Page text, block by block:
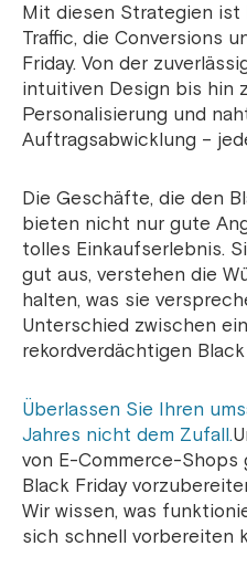
Mit diesen Strategien
Traffic, die Conversions
Friday. Von der
intuitiven Design bis hin
Personalisierung und
Auftragsabwicklung –
Die Geschäfte, die den
bieten nicht nur gute
tolles Einkaufserlebnis.
gut aus, verstehen die
halten, was sie
Unterschied zwischen
rekordverdächtigen Black
Überlassen Sie Ihren
Jahres nicht dem Zufall.
von E-Commerce-
Black Friday
Wir wissen, was
sich schnell vorbereiten